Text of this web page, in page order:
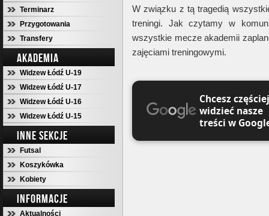
Terminarz
Przygotowania
Transfery
AKADEMIA
Widzew Łódź U-19
Widzew Łódź U-17
Widzew Łódź U-16
Widzew Łódź U-15
INNE SEKCJE
Futsal
Koszykówka
Kobiety
INFORMACJE
Aktualności
W związku z tą tragedią
treningi. Jak czytamy w
wszystkie mecze akademii
zajęciami treningowymi.
Chcesz częściej
widzieć nasze
treści w